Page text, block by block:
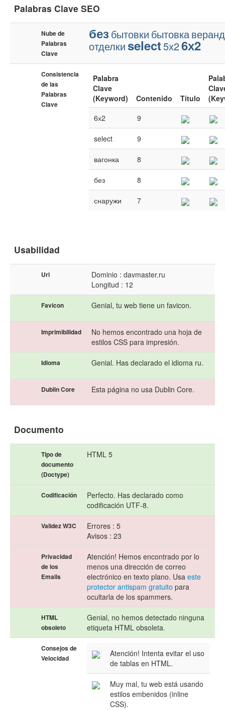
Palabras Clave SEO
Nube de
Palabras
Clave
без бытовки бытовка
отделкиselect5х26х2
Consistencia
de las
Palabras
Clave
Palabra
Clave
(Keyword)
Contenido Título
6х2
9
select 9
вагонка 8
без 8
снаружи 7
Usabilidad
Url
Dominio : davmaster.ru
Longitud : 12
Favicon Genial, tu web tiene un favicon.
Imprimibilidad
No hemos encontrado una hoja de
estilos CSS para impresión.
Idioma Genial. Has declarado el idioma ru.
Dublin Core Esta página no usa Dublin Core.
Documento
Tipo de
documento
(Doctype)
HTML 5
Codificación
Perfecto. Has declarado como
codificación UTF-8.
Validez W3C
Errores : 5
Avisos : 23
Privacidad
de los
Emails
Atención! Hemos encontrado por lo
menos una dirección de correo
electrónico en texto plano. Usa este
protector antispam gratuito para
ocultarla de los spammers.
HTML
obsoleto
Genial, no hemos detectado ninguna
etiqueta HTML obsoleta.
Consejos de
Velocidad
Atención! Intenta evitar el uso
de tablas en HTML.
Muy mal, tu web está usando
estilos embenidos (inline
CSS).